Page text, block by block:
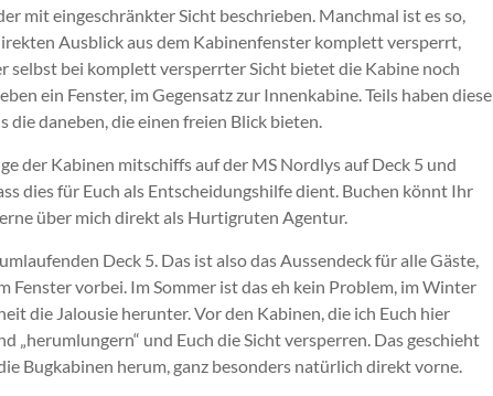
mit eingeschränkter Sicht beschrieben. Manchmal ist es so,
Ausblick aus dem Kabinenfenster komplett versperrt,
selbst bei komplett versperrter Sicht bietet die Kabine noch
ein Fenster, im Gegensatz zur Innenkabine. Teils haben diese
die daneben, die einen freien Blick bieten.
der Kabinen mitschiffs auf der MS Nordlys auf Deck 5 und
dies für Euch als Entscheidungshilfe dient. Buchen könnt Ihr
über mich direkt als Hurtigruten Agentur.
Deck 5. Das ist also das Aussendeck für alle Gäste,
Fenster vorbei. Im Sommer ist das eh kein Problem, im Winter
die Jalousie herunter. Vor den Kabinen, die ich Euch hier
„herumlungern“ und Euch die Sicht versperren. Das geschieht
Bugkabinen herum, ganz besonders natürlich direkt vorne.